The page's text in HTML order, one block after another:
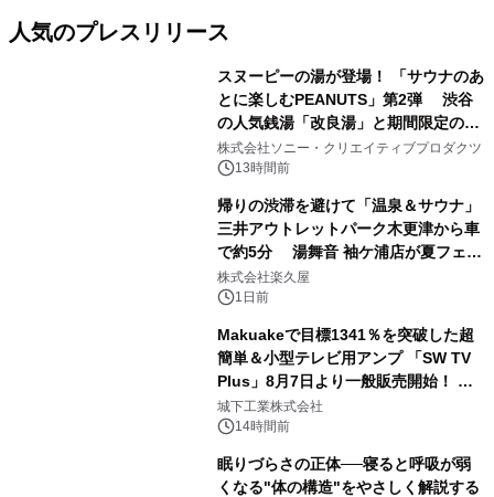
人気のプレスリリース
スヌーピーの湯が登場！ 「サウナのあ
とに楽しむPEANUTS」第2弾 渋谷
の人気銭湯「改良湯」と期間限定のコ
ラボレーション サウナイキタイコラ
ボグッズも発売決定！
株式会社ソニー・クリエイティブプロダクツ
13時間前
帰りの渋滞を避けて「温泉＆サウナ」
三井アウトレットパーク木更津から車
で約5分 湯舞音 袖ケ浦店が夏フェア
メニューを提供
株式会社楽久屋
1日前
Makuakeで目標1341％を突破した超
簡単＆小型テレビ用アンプ 「SW TV
Plus」8月7日より一般販売開始！ ケ
ーブル1本つなぐだけ、テレビの音が
ぐっと豊かに
城下工業株式会社
14時間前
眠りづらさの正体──寝ると呼吸が弱
くなる"体の構造"をやさしく解説する